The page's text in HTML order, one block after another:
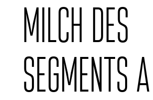
Milch des
Segments